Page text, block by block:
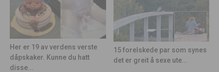
Her er 19 av verdens verste
dåpskaker. Kunne du hatt
disse...
15 forelskede par som synes
det er greit å sexe ute...